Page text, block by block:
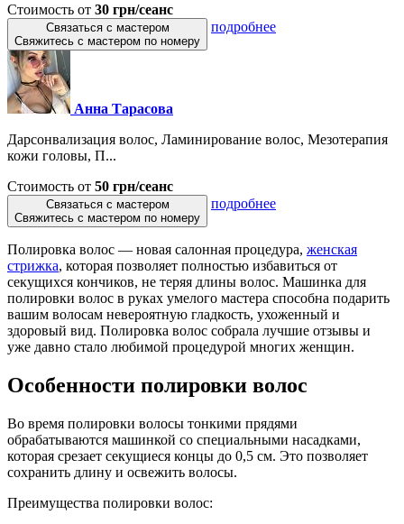
Стоимость от 30 грн/сеанс
Связаться с мастером
Свяжитесь с мастером по номеру
подробнее
Анна Тарасова
Дарсонвализация волос, Ламинирование волос, Мезотерапия
кожи головы, П...
Стоимость от 50 грн/сеанс
Связаться с мастером
Свяжитесь с мастером по номеру
подробнее
Полировка волос — новая салонная процедура, женская
стрижка, которая позволяет полностью избавиться от
секущихся кончиков, не теряя длины волос. Машинка для
полировки волос в руках умелого мастера способна подарить
вашим волосам невероятную гладкость, ухоженный и
здоровый вид. Полировка волос собрала лучшие отзывы и
уже давно стало любимой процедурой многих женщин.
Особенности полировки волос
Во время полировки волосы тонкими прядями
обрабатываются машинкой со специальными насадками,
которая срезает секущиеся концы до 0,5 см. Это позволяет
сохранить длину и освежить волосы.
Преимущества полировки волос: